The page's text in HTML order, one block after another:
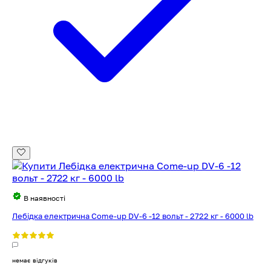
В наявності
Лебідка електрична Come-up DV-6 -12 вольт - 2722 кг - 6000 lb
немає відгуків